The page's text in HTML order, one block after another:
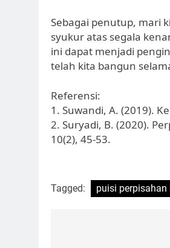
Sebagai penutup, mari
syukur atas segala
ini dapat menjadi
telah kita bangun
Referensi:
1. Suwandi, A. (2019).
2. Suryadi, B. (2020).
10(2), 45-53.
Tagged: puisi perpisahan